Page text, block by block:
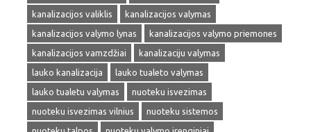
kanalizacijos valiklis
kanalizacijos valymas
kanalizacijos valymo lynas
kanalizacijos valymo priemones
kanalizacijos vamzdžiai
kanalizaciju valymas
lauko kanalizacija
lauko tualeto valymas
lauko tualetu valymas
nuoteku isvezimas
nuoteku isvezimas vilnius
nuoteku sistemos